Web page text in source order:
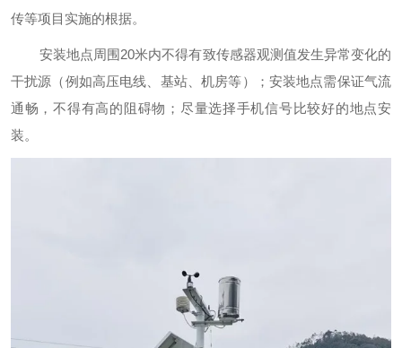
传等项目实施的根据。
安装地点周围20米内不得有致传感器观测值发生异常变化的
干扰源（例如高压电线、基站、机房等）；安装地点需保证气流
通畅，不得有高的阻碍物；尽量选择手机信号比较好的地点安
装。